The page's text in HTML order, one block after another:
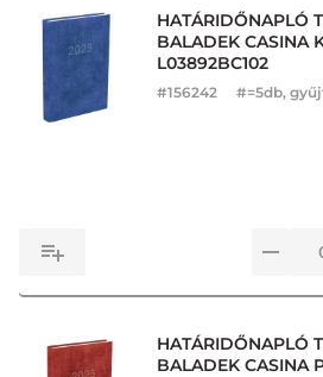
HATÁRIDŐNAPLÓ
BALADEK CASINA
L03892BC102
#156242 #=5db,
HATÁRIDŐNAPLÓ
BALADEK CASINA